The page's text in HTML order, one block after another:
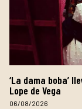
‘La dama boba’
Lope de Vega
06/08/2026